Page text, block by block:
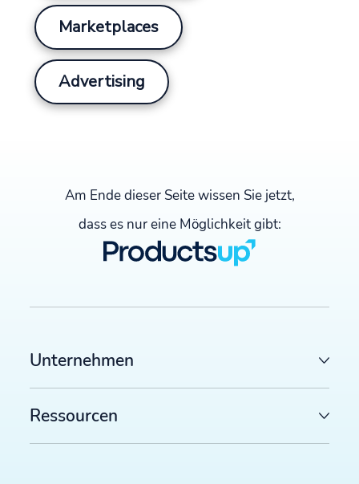
Marketplaces
Advertising
Am Ende dieser Seite wissen Sie jetzt,
dass es nur eine Möglichkeit gibt:
Unternehmen
Ressourcen